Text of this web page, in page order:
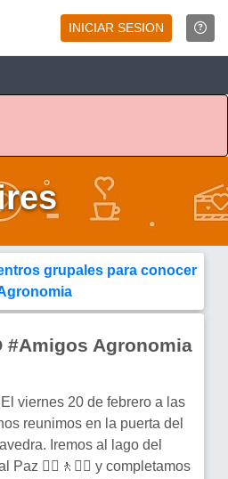
INICIAR SESION
grupales para conocer
#Amigos Agronomia
viernes 20 de febrero a las
reunimos en la puerta del
Iremos al lago del
Paz 🚶‍♀️🚶🚶‍♂️ y completamos